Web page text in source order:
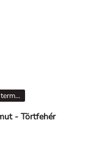
- Törtfehér
Leértékelt termékek